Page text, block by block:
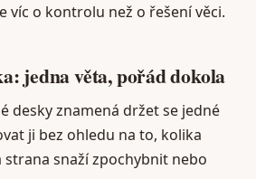
víc o kontrolu než o řešení věci.
jedna věta, pořád dokola
desky znamená držet se jedné
ji bez ohledu na to, kolika
snaží zpochybnit nebo